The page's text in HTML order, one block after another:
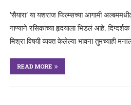
‘सैयारा’ या यशराज फिल्म्सच्या आगामी
गाण्याने रसिकांच्या हृदयाला भिडलं आहे.
मिश्रा विषयी व्यक्त केलेल्या भावना तुमच्याही
READ MORE